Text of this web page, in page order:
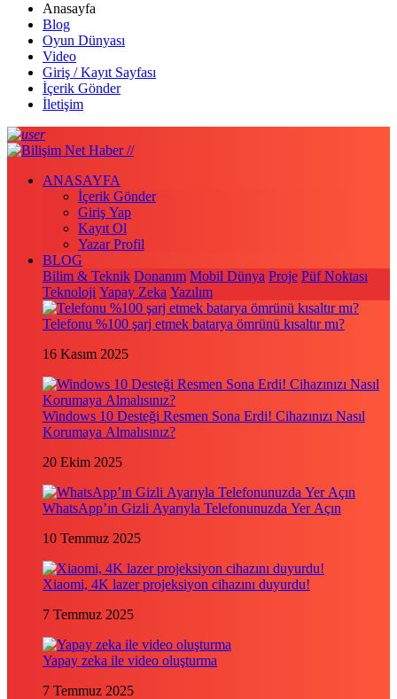
Anasayfa
Blog
Oyun Dünyası
Video
Giriş / Kayıt Sayfası
İçerik Gönder
İletişim
ANASAYFA
İçerik Gönder
Giriş Yap
Kayıt Ol
Yazar Profil
BLOG
Bilim & Teknik Donanım Mobil Dünya Proje Püf Noktası
Teknoloji Yapay Zeka Yazılım
Telefonu %100 şarj etmek batarya ömrünü kısaltır mı?
16 Kasım 2025
Windows 10 Desteği Resmen Sona Erdi! Cihazınızı Nasıl
Korumaya Almalısınız?
20 Ekim 2025
WhatsApp’ın Gizli Ayarıyla Telefonunuzda Yer Açın
10 Temmuz 2025
Xiaomi, 4K lazer projeksiyon cihazını duyurdu!
7 Temmuz 2025
Yapay zeka ile video oluşturma
7 Temmuz 2025